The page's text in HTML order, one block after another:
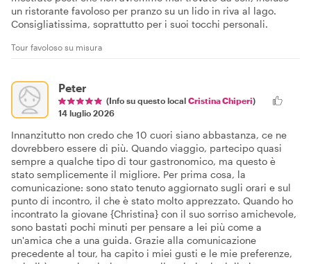
un ristorante favoloso per pranzo su un lido in riva al lago.
Consigliatissima, soprattutto per i suoi tocchi personali.
Tour favoloso su misura
Peter
(Info su questo local Cristina Chiperi)
14 luglio 2026
Innanzitutto non credo che 10 cuori siano abbastanza, ce ne
dovrebbero essere di più. Quando viaggio, partecipo quasi
sempre a qualche tipo di tour gastronomico, ma questo è
stato semplicemente il migliore. Per prima cosa, la
comunicazione: sono stato tenuto aggiornato sugli orari e sul
punto di incontro, il che è stato molto apprezzato. Quando ho
incontrato la giovane {Christina} con il suo sorriso amichevole,
sono bastati pochi minuti per pensare a lei più come a
un'amica che a una guida. Grazie alla comunicazione
precedente al tour, ha capito i miei gusti e le mie preferenze,